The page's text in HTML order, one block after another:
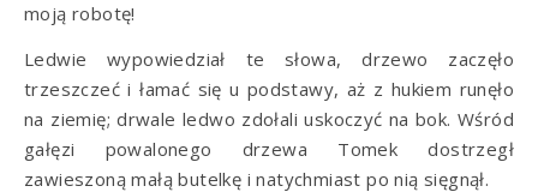
moją robotę!
Ledwie wypowiedział te słowa, drzewo zaczęło
trzeszczeć i łamać się u podstawy, aż z hukiem runęło
na ziemię; drwale ledwo zdołali uskoczyć na bok. Wśród
gałęzi powalonego drzewa Tomek dostrzegł
zawieszoną małą butelkę i natychmiast po nią sięgnął.